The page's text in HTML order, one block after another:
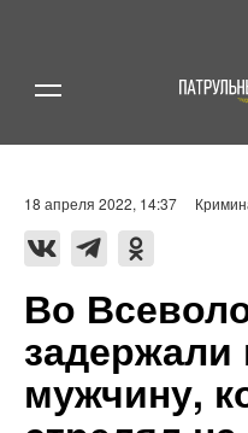
18 апреля 2022, 14:37
Во
задержали
мужчину,